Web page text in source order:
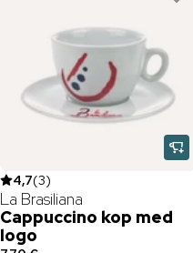
4,7(3)
La Brasiliana
Cappuccino kop med
logo